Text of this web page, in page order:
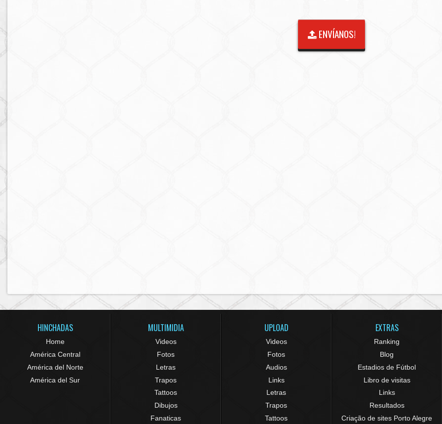
ENVÍANOS!
HINCHADAS
Home
América Central
América del Norte
América del Sur
MULTIMIDIA
Videos
Fotos
Letras
Trapos
Tattoos
Dibujos
Fanaticas
UPLOAD
Videos
Fotos
Audios
Links
Letras
Trapos
Tattoos
EXTRAS
Ranking
Blog
Estadios de Fútbol
Libro de visitas
Links
Resultados
Criação de sites Porto Alegre